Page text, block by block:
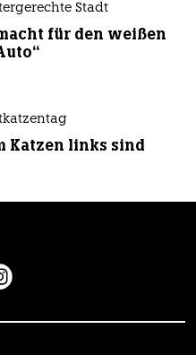
Stadt
für den weißen
Katzen links sind